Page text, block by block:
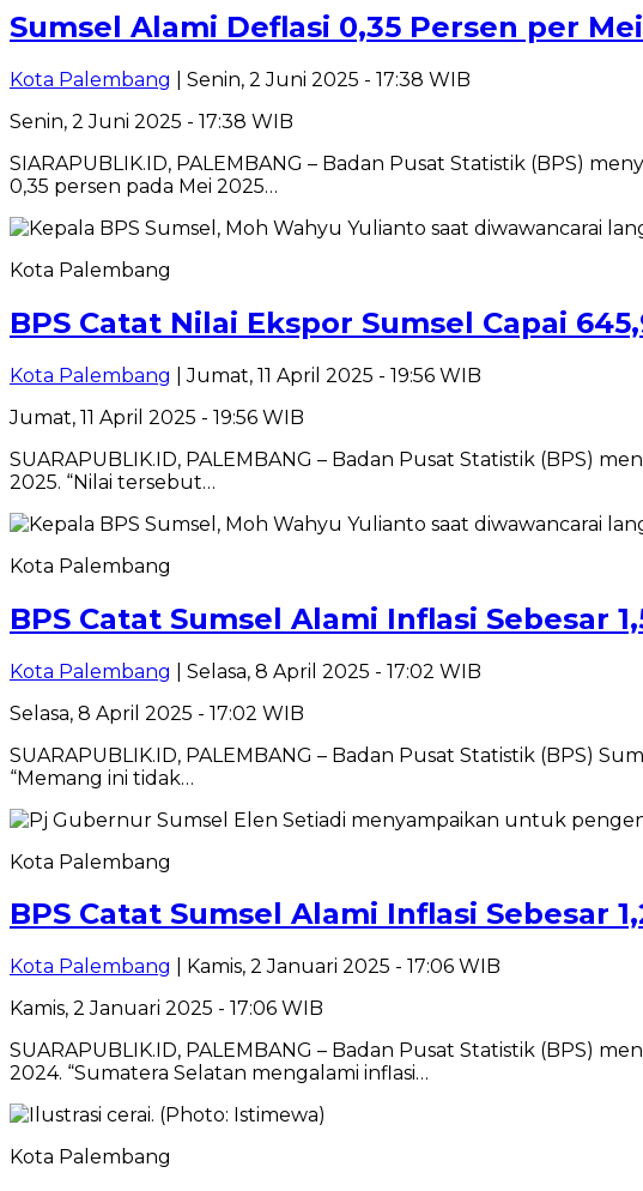
Sumsel Alami Deflasi 0,35 Persen per
Kota Palembang
| Senin, 2 Juni 2025 - 17:38 WIB
Senin, 2 Juni 2025 - 17:38 WIB
SIARAPUBLIK.ID, PALEMBANG – Badan Pusat Statistik (BPS)
0,35 persen pada Mei 2025…
Kota Palembang
BPS Catat Nilai Ekspor Sumsel Capai
Kota Palembang
| Jumat, 11 April 2025 - 19:56 WIB
Jumat, 11 April 2025 - 19:56 WIB
SUARAPUBLIK.ID, PALEMBANG – Badan Pusat Statistik (BPS)
2025. “Nilai tersebut…
Kota Palembang
BPS Catat Sumsel Alami Inflasi Sebesar
Kota Palembang
| Selasa, 8 April 2025 - 17:02 WIB
Selasa, 8 April 2025 - 17:02 WIB
SUARAPUBLIK.ID, PALEMBANG – Badan Pusat Statistik (BPS)
“Memang ini tidak…
Kota Palembang
BPS Catat Sumsel Alami Inflasi Sebesar
Kota Palembang
| Kamis, 2 Januari 2025 - 17:06 WIB
Kamis, 2 Januari 2025 - 17:06 WIB
SUARAPUBLIK.ID, PALEMBANG – Badan Pusat Statistik (BPS)
2024. “Sumatera Selatan mengalami inflasi…
Kota Palembang